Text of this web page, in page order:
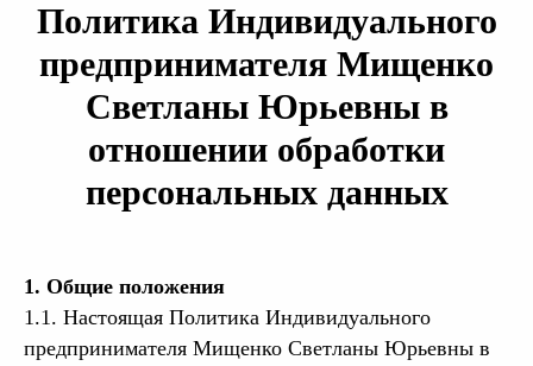
Политика Индивидуального
предпринимателя Мищенко
Светланы Юрьевны в
отношении обработки
персональных данных
1. Общие положения
1.1. Настоящая Политика Индивидуального
предпринимателя Мищенко Светланы Юрьевны в